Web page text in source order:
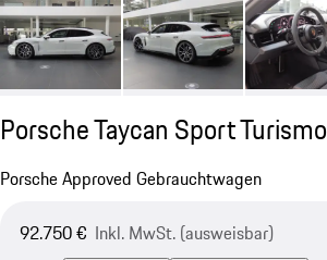
Porsche Taycan Sport Turismo
Porsche Approved Gebrauchtwagen
92.750 € Inkl. MwSt. (ausweisbar)